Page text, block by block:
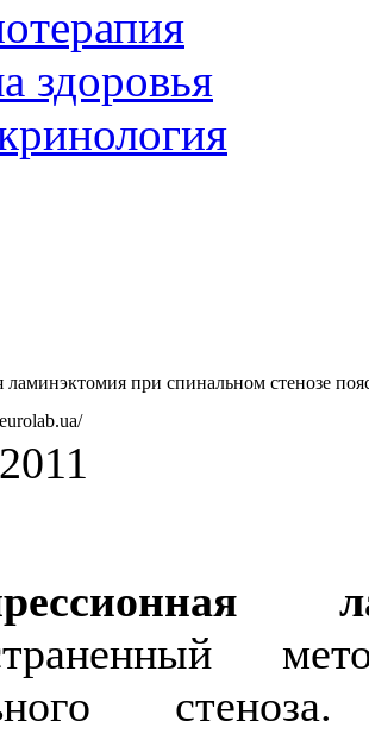
здоровья
ламинэктомия при спинальном стенозе